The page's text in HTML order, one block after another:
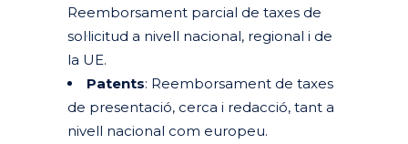
Reemborsament parcial de taxes de
sol·licitud a nivell nacional, regional i de
la UE.
Patents: Reemborsament de taxes
de presentació, cerca i redacció, tant a
nivell nacional com europeu.